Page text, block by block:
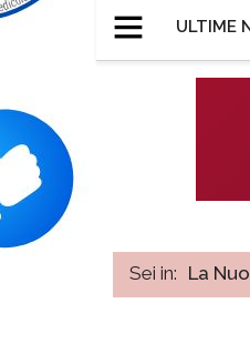
ULTIME
Sei in: La